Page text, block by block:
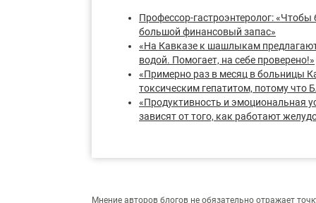
Профессор-гастроэнтеролог:
большой финансовый запас»
«На Кавказе к шашлыкам
водой. Помогает, на себе проверено!»
«Примерно раз в месяц в больницы
токсическим гепатитом, потому что
«Продуктивность и эмоциональная
зависят от того, как работают
Мнение авторов блогов не обязательно отражает